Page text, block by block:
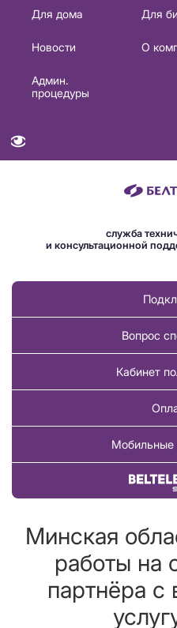
Основная
навигация
Для дома Для
Новости
О
Админ.
процедуры
служба
и консультационной
Вопрос
Кабинет
Мобильные
Минская
работы на
партнёра с